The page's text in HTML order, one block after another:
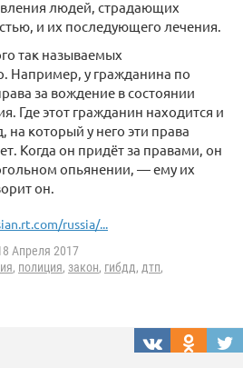
людей, страдающих
и их последующего лечения.
так называемых
Например, у гражданина по
за вождение в состоянии
Где этот гражданин находится и
на который у него эти права
Когда он придёт за правами, он
опьянении, — ему их
он.
russia/...
Апреля 2017
, полиция, закон, гибдд, дтп,